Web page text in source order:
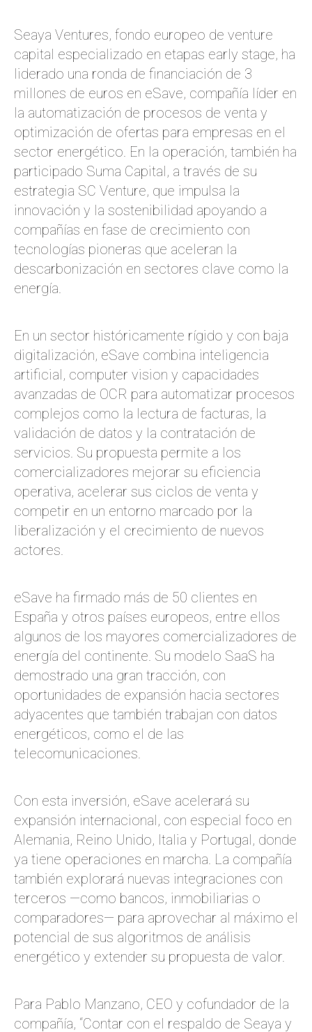
Seaya Ventures, fondo europeo de venture
capital especializado en etapas early stage, ha
liderado una ronda de financiación de 3
millones de euros en eSave, compañía líder en
la automatización de procesos de venta y
optimización de ofertas para empresas en el
sector energético. En la operación, también ha
participado Suma Capital, a través de su
estrategia SC Venture, que impulsa la
innovación y la sostenibilidad apoyando a
compañías en fase de crecimiento con
tecnologías pioneras que aceleran la
descarbonización en sectores clave como la
energía.
En un sector históricamente rígido y con baja
digitalización, eSave combina inteligencia
artificial, computer vision y capacidades
avanzadas de OCR para automatizar procesos
complejos como la lectura de facturas, la
validación de datos y la contratación de
servicios. Su propuesta permite a los
comercializadores mejorar su eficiencia
operativa, acelerar sus ciclos de venta y
competir en un entorno marcado por la
liberalización y el crecimiento de nuevos
actores.
eSave ha firmado más de 50 clientes en
España y otros países europeos, entre ellos
algunos de los mayores comercializadores de
energía del continente. Su modelo SaaS ha
demostrado una gran tracción, con
oportunidades de expansión hacia sectores
adyacentes que también trabajan con datos
energéticos, como el de las
telecomunicaciones.
Con esta inversión, eSave acelerará su
expansión internacional, con especial foco en
Alemania, Reino Unido, Italia y Portugal, donde
ya tiene operaciones en marcha. La compañía
también explorará nuevas integraciones con
terceros —como bancos, inmobiliarias o
comparadores— para aprovechar al máximo el
potencial de sus algoritmos de análisis
energético y extender su propuesta de valor.
Para Pablo Manzano, CEO y cofundador de la
compañía, “Contar con el respaldo de Seaya y